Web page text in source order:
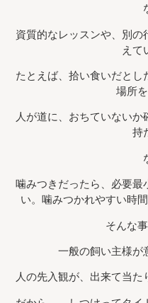
資質的なレッスンや、別
えて
たとえば、拾い食いだとし
場所
人が道に、おちていないか
持
噛みつきだったら、必要最
い。噛みつかれやすい時
そんな
一般の飼い主様が
人の先入観が、出来て当た